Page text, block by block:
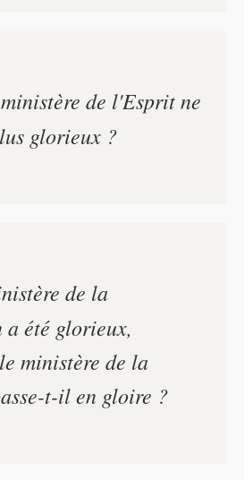
de l'Esprit ne
glorieux ?
de la
été glorieux,
ministère de la
t-il en gloire ?